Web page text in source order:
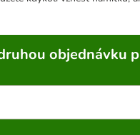
objednávku